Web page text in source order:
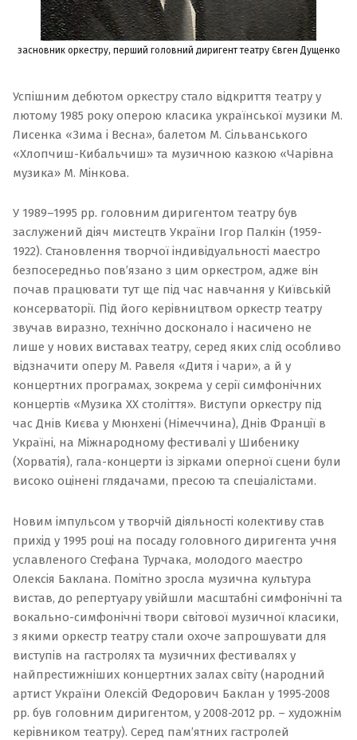
засновник оркестру, перший головний диригент театру Євген Дущенко
Успішним дебютом оркестру стало відкриття театру у
лютому 1985 року оперою класика української музики М.
Лисенка «Зима і Весна», балетом М. Сільванського
«Хлопчиш-Кибальчиш» та музичною казкою «Чарівна
музика» М. Мінкова.
У 1989–1995 рр. головним диригентом театру був
заслужений діяч мистецтв України Ігор Палкін (1959-
1922). Становлення творчої індивідуальності маестро
безпосередньо пов’язано з цим оркестром, адже він
почав працювати тут ще під час навчання у Київській
консерваторії. Під його керівництвом оркестр театру
звучав виразно, технічно досконало і насичено не
лише у нових виставах театру, серед яких слід особливо
відзначити оперу М. Равеля «Дитя і чари», а й у
концертних програмах, зокрема у серії симфонічних
концертів «Музика ХХ століття». Виступи оркестру під
час Днів Києва у Мюнхені (Німеччина), Днів Франції в
Україні, на Міжнародному фестивалі у Шибенику
(Хорватія), гала-концерти із зірками оперної сцени були
високо оцінені глядачами, пресою та спеціалістами.
Новим імпульсом у творчій діяльності колективу став
прихід у 1995 році на посаду головного диригента учня
уславленого Стефана Турчака, молодого маестро
Олексія Баклана. Помітно зросла музична культура
вистав, до репертуару увійшли масштабні симфонічні та
вокально-симфонічні твори світової музичної класики,
з якими оркестр театру стали охоче запрошувати для
виступів на гастролях та музичних фестивалях у
найпрестижніших концертних залах світу (народний
артист України Олексій Федорович Баклан у 1995-2008
рр. був головним диригентом, у 2008-2012 рр. – художнім
керівником театру). Серед пам’ятних гастролей